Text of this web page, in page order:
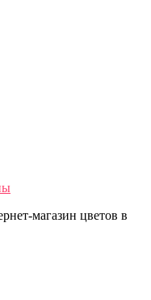
магазин цветов в